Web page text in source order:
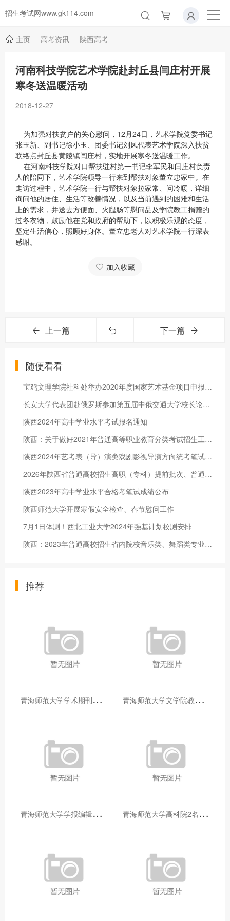
招生考试网www.gk114.com
主页 高考资讯 陕西高考
河南科技学院艺术学院赴封丘县闫庄村开展
寒冬送温暖活动
2018-12-27
为加强对扶贫户的关心慰问，12月24日，艺术学院党委书记
张玉新、副书记徐小玉、团委书记刘凤代表艺术学院深入扶贫
联络点封丘县黄陵镇闫庄村，实地开展寒冬送温暖工作。
在河南科技学院对口帮扶驻村第一书记李军民和闫庄村负责
人的陪同下，艺术学院领导一行来到帮扶对象董立忠家中。在
走访过程中，艺术学院一行与帮扶对象拉家常、问冷暖，详细
询问他的居住、生活等改善情况，以及当前遇到的困难和生活
上的需求，并送去方便面、火腿肠等慰问品及学院教工捐赠的
过冬衣物，鼓励他在党和政府的帮助下，以积极乐观的态度，
坚定生活信心，照顾好身体。董立忠老人对艺术学院一行深表
感谢。
加入收藏
上一篇 下一篇
随便看看
宝鸡文理学院社科处举办2020年度国家艺术基金项目申报辅导报告会
长安大学代表团赴俄罗斯参加第五届中俄交通大学校长论坛并访问友
陕西2024年高中学业水平考试报名通知
陕西：关于做好2021年普通高等职业教育分类考试招生工作的通知
陕西2024年艺考表（导）演类戏剧影视导演方向统考笔试须知
2026年陕西省普通高校招生高职（专科）提前批次、普通高校职业教育单独招生高职（专科）批次征集志愿
陕西2023年高中学业水平合格考笔试成绩公布
陕西师范大学开展寒假安全检查、春节慰问工作
7月1日体测！西北工业大学2024年强基计划校测安排
陕西：2023年普通高校招生省内院校音乐类、舞蹈类专业课校际联考成绩揭晓
推荐
青
海师范大学学术期刊两个专栏入选2025年青海省期刊重点专栏 青
海师范大学文学院教师赴山东省相关高校和学术机构交流学习
青
海师范大学学报编辑部赴大通县城关镇上毛佰胜村开展帮扶慰问活动 青
海师范大学高科院2名专家当选中国科学院院士